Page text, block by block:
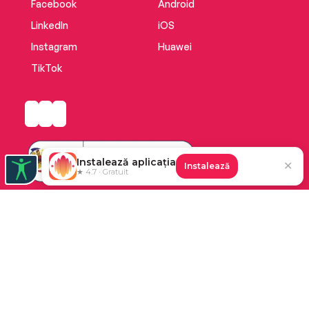
Facebook
LinkedIn
Instagram
TikTok
Android
iOS
Huawei
Instalează aplicația
★ 4.7 · Gratuit
Instalează ✕